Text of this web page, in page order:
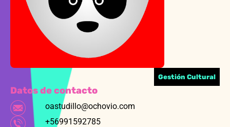
Gestión Cultural
Datos de contacto
oastudillo@ochovio.com
+56991592785